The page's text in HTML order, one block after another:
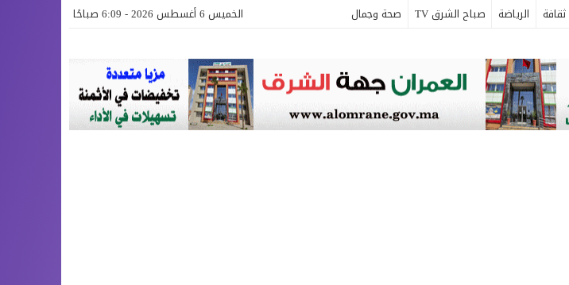
ثقافة الرياضة صباح الشرق TV صحة وجمال الخميس 6 أغسطس 2026 - 6:09 صباحًا